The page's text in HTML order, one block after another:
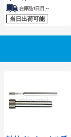
在庫品1日目～
当日出荷可能